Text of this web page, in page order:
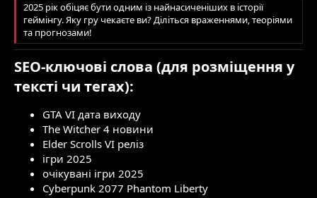
2025 рік обіцяє бути одним із найнасиченіших в історії
геймінгу. Яку гру чекаєте ви? Діліться враженнями, теоріями
та прогнозами!
SEO-ключові слова (для розміщення у
тексті чи тегах):​
GTA VI дата виходу
The Witcher 4 новини
Elder Scrolls VI реліз
ігри 2025
очікувані ігри 2025
Cyberpunk 2077 Phantom Liberty